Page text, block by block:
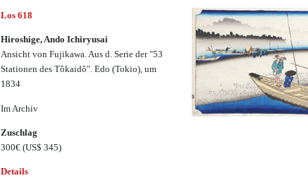
Los 618
Hiroshige, Ando Ichiryusai
Ansicht von Fujikawa. Aus d. Serie der "53
Stationen des Tôkaidô". Edo (Tokio), um
1834
Im Archiv
Zuschlag
300€(US$ 345)
Details